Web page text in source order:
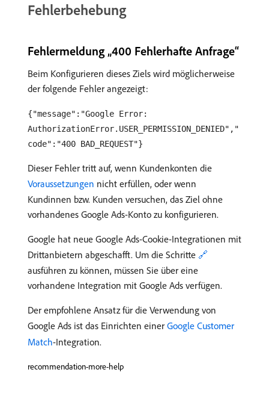
Fehlerbehebung
Fehlermeldung „400 Fehlerhafte Anfrage“
Beim Konfigurieren dieses Ziels wird möglicherweise
der folgende Fehler angezeigt:
{"message":"Google Error:
AuthorizationError.USER_PERMISSION_DENIED","
code":"400 BAD_REQUEST"}
Dieser Fehler tritt auf, wenn Kundenkonten die
Voraussetzungen nicht erfüllen, oder wenn
Kundinnen bzw. Kunden versuchen, das Ziel ohne
vorhandenes Google Ads-Konto zu konfigurieren.
Google hat neue Google Ads-Cookie-Integrationen mit
Drittanbietern abgeschafft. Um die Schritte 🔗
ausführen zu können, müssen Sie über eine
vorhandene Integration mit Google Ads verfügen.
Der empfohlene Ansatz für die Verwendung von
Google Ads ist das Einrichten einer Google Customer
Match-Integration.
recommendation-more-help